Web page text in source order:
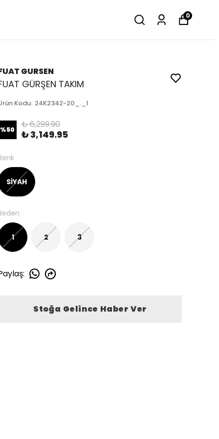
0
GURSEN
GÜRŞEN TAKIM
Kodu: 24K2342-20_._1
%50 ₺ 6,299.90
₺ 3,149.95
SİYAH
1 2 3
:
Stoğa Gelince Haber Ver